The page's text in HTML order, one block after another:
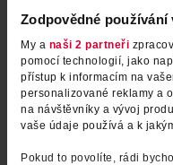
Zodpovědné používání
My a naši 2 partneři
pomocí technologií, jako
přístup k informacím na
personalizované reklamy a
na návštěvníky a vývoj
vaše údaje používá a k
Pokud to povolíte, rádi